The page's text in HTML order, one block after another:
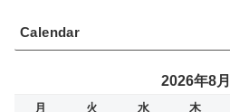
Calendar
2026年8月
月 火 水 木